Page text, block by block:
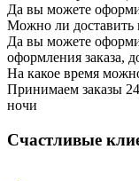
Да вы можете
Можно ли доставить
Да вы можете
оформления заказа,
На какое время
Принимаем заказы
ночи
Счастливые